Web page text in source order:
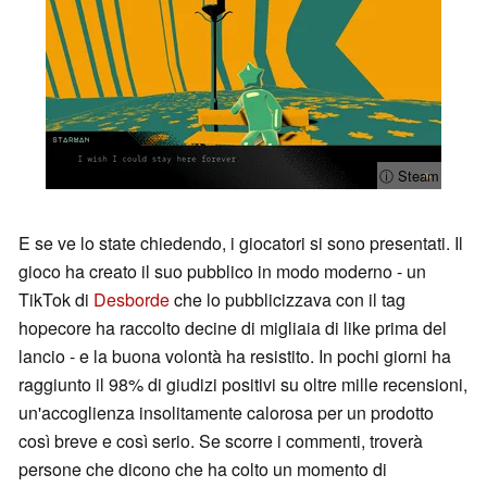
ⓘ Steam
E se ve lo state chiedendo, i giocatori si sono presentati. Il
gioco ha creato il suo pubblico in modo moderno - un
TikTok di Desbordeche lo pubblicizzava con il tag
hopecore ha raccolto decine di migliaia di like prima del
lancio - e la buona volontà ha resistito. In pochi giorni ha
raggiunto il 98% di giudizi positivi su oltre mille recensioni,
un'accoglienza insolitamente calorosa per un prodotto
così breve e così serio. Se scorre i commenti, troverà
persone che dicono che ha colto un momento di